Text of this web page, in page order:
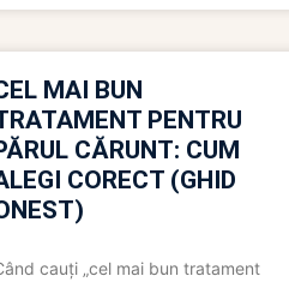
MAI BUN
PENTRU
CĂRUNT: CUM
CORECT (GHID
cauți „cel mai bun tratament